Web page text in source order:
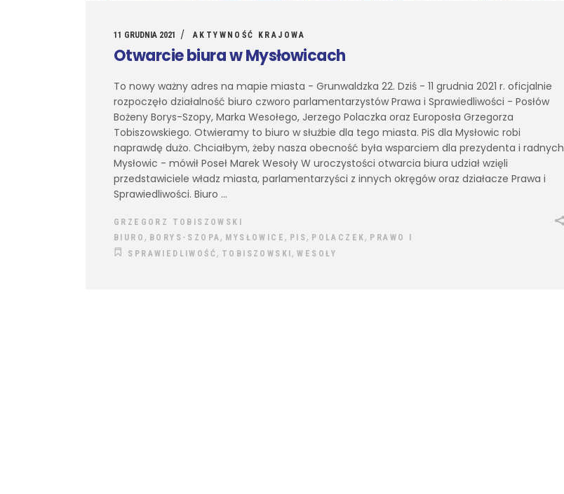
11 GRUDNIA 2021 AKTYWNOŚĆ KRAJOWA
Otwarcie biura w Mysłowicach
To nowy ważny adres na mapie miasta - Grunwaldzka 22. Dziś - 11 grudnia 2021 r. oficjalnie
rozpoczęło działalność biuro czworo parlamentarzystów Prawa i Sprawiedliwości - Posłów
Bożeny Borys-Szopy, Marka Wesołego, Jerzego Polaczka oraz Europosła Grzegorza
Tobiszowskiego. Otwieramy to biuro w służbie dla tego miasta. PiS dla Mysłowic robi
naprawdę dużo. Chciałbym, żeby nasza obecność była wsparciem dla prezydenta i radnych
Mysłowic - mówił Poseł Marek Wesoły W uroczystości otwarcia biura udział wzięli
przedstawiciele władz miasta, parlamentarzyści z innych okręgów oraz działacze Prawa i
Sprawiedliwości. Biuro
GRZEGORZ TOBISZOWSKI
BIURO , BORYS-SZOPA, MYSŁOWICE, PIS, POLACZEK, PRAWO I
SPRAWIEDLIWOŚĆ, TOBISZOWSKI,WESOŁY